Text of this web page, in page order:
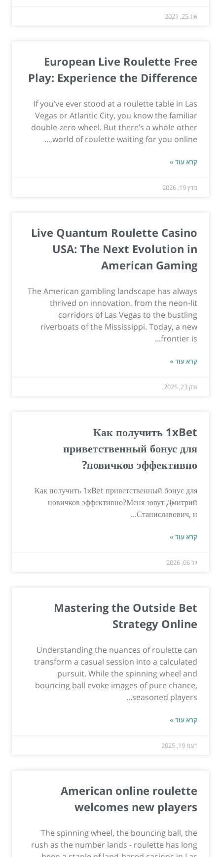
אוג 25, 2021
European Live Roulette Free
Play: Experience the Difference
If you’ve ever stood at a roulette table in Las
Vegas or Atlantic City, you know the familiar
double-zero wheel. But there’s a whole other
world of roulette waiting for you online,...
קרא עוד »
מרץ 19, 2026
Live Quantum Roulette Casino
USA: The Next Evolution in
American Gaming
The American gambling landscape has always
thrived on innovation, from the neon-lit
corridors of Las Vegas to the bustling
riverboats of the Mississippi. Today, a new
frontier is...
קרא עוד »
אוק 23, 2025
Как получить 1xBet
приветственный бонус для
новичков эффективно?
Как получить 1xBet приветственный бонус для
новичков эффективно?Меня зовут Дмитрий
Станиславович, и...
קרא עוד »
יול 06, 2026
Mastering the Outside Bet
Strategy Online
Understanding the nuances of roulette can
transform a casual session into a calculated
pursuit. While the spinning wheel and
bouncing ball evoke images of pure chance,
seasoned players...
קרא עוד »
דצמ 19, 2025
American online roulette
welcomes new players
The spinning wheel, the bouncing ball, the
rush as the number lands - roulette has long